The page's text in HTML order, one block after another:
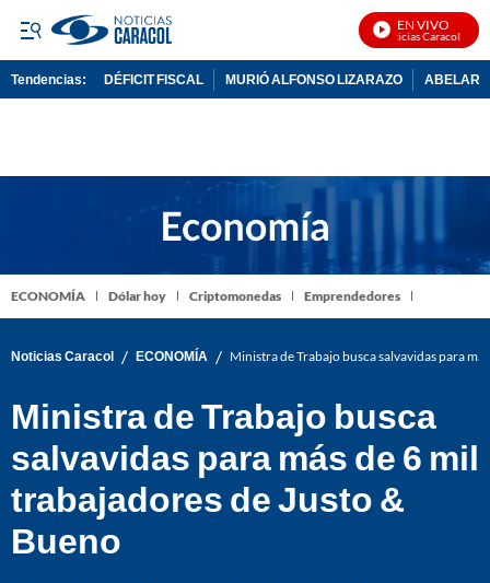
EN VIVO
Noticias Caracol En
Tendencias: DÉFICIT FISCAL MURIÓ ALFONSO LIZARAZO
ECONOMÍA Dólar hoy Criptomonedas Emprendedores
Noticias Caracol / ECONOMÍA / Ministra de Trabajo busca salvavidas para
Ministra de Trabajo busca
salvavidas para más de 6 mil
trabajadores de Justo &
Bueno